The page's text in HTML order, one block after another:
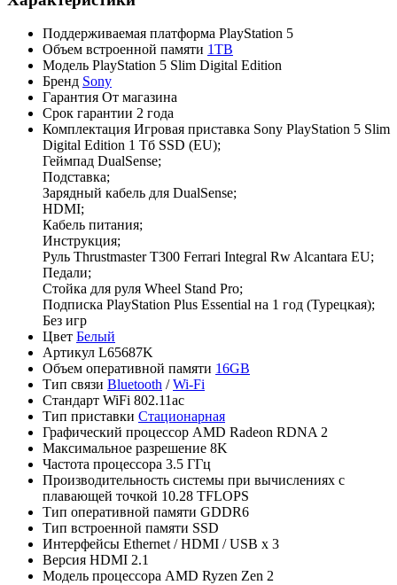
Поддерживаемая платформа PlayStation 5
Объем встроенной памяти 1TB
Модель PlayStation 5 Slim Digital Edition
Бренд Sony
Гарантия От магазина
Срок гарантии 2 года
Комплектация Игровая приставка Sony PlayStation 5 Slim
Digital Edition 1 Тб SSD (EU);
Геймпад DualSense;
Подставка;
Зарядный кабель для DualSense;
HDMI;
Кабель питания;
Инструкция;
Руль Thrustmaster T300 Ferrari Integral Rw Alcantara EU;
Педали;
Стойка для руля Wheel Stand Pro;
Подписка PlayStation Plus Essential на 1 год (Турецкая);
Без игр
Цвет Белый
Артикул L65687K
Объем оперативной памяти 16GB
Тип связи Bluetooth /Wi-Fi
Стандарт WiFi 802.11ac
Тип приставки Стационарная
Графический процессор AMD Radeon RDNA 2
Максимальное разрешение 8K
Частота процессора 3.5 ГГц
Производительность системы при вычислениях с
плавающей точкой 10.28 TFLOPS
Тип оперативной памяти GDDR6
Тип встроенной памяти SSD
Интерфейсы Ethernet / HDMI / USB x 3
Версия HDMI 2.1
Модель процессора AMD Ryzen Zen 2